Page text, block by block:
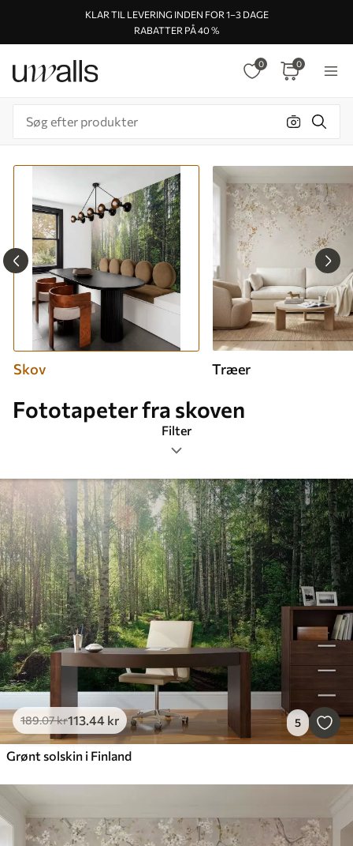
KLAR TIL LEVERING INDEN FOR 1–3 DAGE
RABATTER PÅ 40 %
0 0
Skov Træer
Fototapeter fra skoven
Filter
Tags
Billedformat
Farve
Smart
Nulstil alting
189.07kr113.44 kr 5
Grønt solskin i Finland